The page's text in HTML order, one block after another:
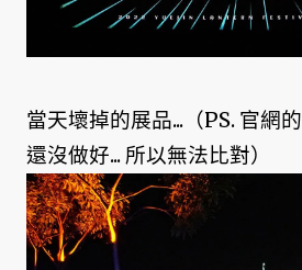
當天壞掉的展品...（PS. 官網
還沒做好... 所以無法比對）